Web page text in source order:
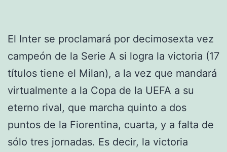
El Inter se proclamará por decimosexta vez
campeón de la Serie A si logra la victoria (17
títulos tiene el Milan), a la vez que mandará
virtualmente a la Copa de la UEFA a su
eterno rival, que marcha quinto a dos
puntos de la Fiorentina, cuarta, y a falta de
sólo tres jornadas. Es decir, la victoria